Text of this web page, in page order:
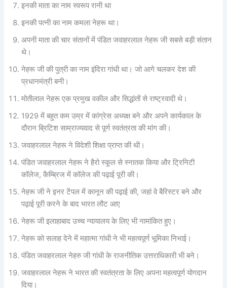
इनकी माता का नाम स्वरूप रानी था
इनकी पत्नी का नाम कमला नेहरू था।
अपनी माता की चार संतानों में पंडित जवाहरलाल नेहरू जी सबसे बड़ी संतान
थे।
नेहरू जी की पुत्री का नाम इंदिरा गांधी था। जो आगे चलकर देश की
प्रधानमंत्री बनी।
मोतीलाल नेहरू एक प्रमुख वकील और सिद्धांतों से राष्ट्रवादी थे।
1929 में बहुत कम उम्र में कांग्रेस अध्यक्ष बने और अपने कार्यकाल के
दौरान ब्रिटिश साम्राज्यवाद से पूर्ण स्वतंत्रता की मांग की।
जवाहरलाल नेहरू ने विदेशी शिक्षा प्राप्त की थी।
पंडित जवाहरलाल नेहरू ने हैरो स्कूल से स्नातक किया और ट्रिनिटी
कॉलेज, कैम्ब्रिज में कॉलेज की पढ़ाई पूरी की।
नेहरू जी ने इनर टेंपल में कानून की पढ़ाई की, जहां वे बैरिस्टर बने और
पढ़ाई पूरी करने के बाद भारत लौट आए
नेहरू जी इलाहाबाद उच्च न्यायालय के लिए भी नामांकित हुए।
नेहरू को सलाह देने में महात्मा गांधी ने भी महत्वपूर्ण भूमिका निभाई।
पंडित जवाहरलाल नेहरु जी गांधी के राजनीतिक उत्तराधिकारी भी बने।
जवाहरलाल नेहरू ने भारत की स्वतंत्रता के लिए अपना महत्वपूर्ण योगदान
दिया।